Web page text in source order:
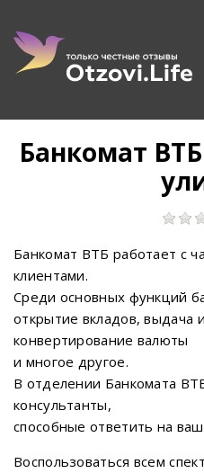
Банкомат
Банкомат ВТБ работает с
клиентами.
Среди основных функций
открытие вкладов, выдача
конвертирование валюты
и многое другое.
В отделении Банкомата
консультанты,
способные ответить на
Воспользоваться всем